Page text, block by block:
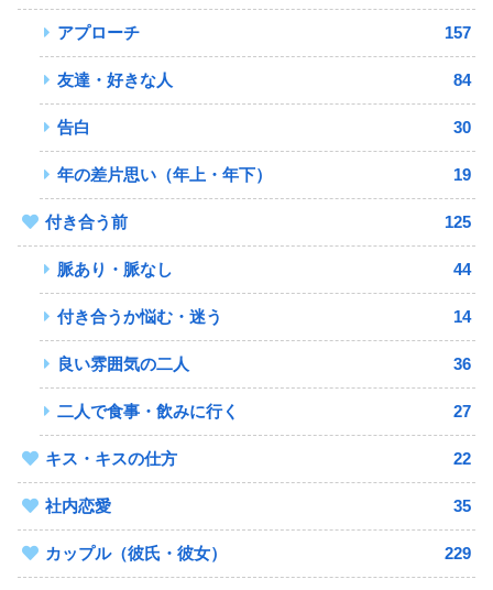
アプローチ 157
友達・好きな人 84
告白 30
年の差片思い（年上・年下） 19
付き合う前 125
脈あり・脈なし 44
付き合うか悩む・迷う 14
良い雰囲気の二人 36
二人で食事・飲みに行く 27
キス・キスの仕方 22
社内恋愛 35
カップル（彼氏・彼女） 229